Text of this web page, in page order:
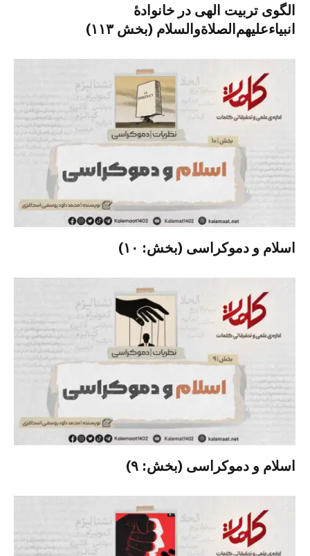
الگوی تربیت الهی در خانوادۀ
انبیاءعلیهم‌الصلاةو‌السلام (بخش ۱۱۳)
اسلام و دموکراسی (بخش: ۱۰)
اسلام و دموکراسی (بخش: ۹)